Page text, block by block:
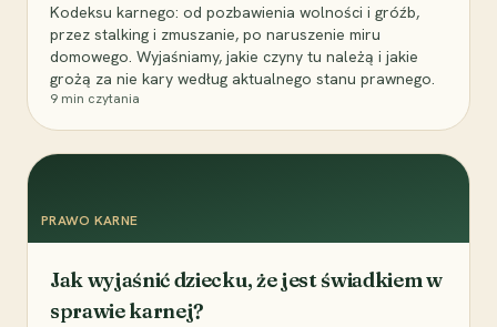
Kodeksu karnego: od pozbawienia wolności i gróźb,
przez stalking i zmuszanie, po naruszenie miru
domowego. Wyjaśniamy, jakie czyny tu należą i jakie
grożą za nie kary według aktualnego stanu prawnego.
9 min czytania
PRAWO KARNE
Jak wyjaśnić dziecku, że jest świadkiem w
sprawie karnej?